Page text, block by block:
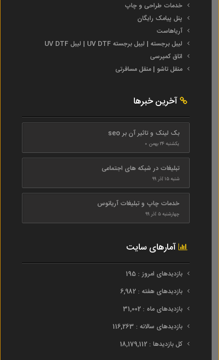
خدمات طراحی و چاپ
پنل پیامک رایگان
آریاهاست
لیبل برجسته | لیبل برجسته UV DTF | لیبل UV DTF
اتاق کمپرسی
منقل تاشو | منقل مسافرتی
آخرین خبرها
بک لینک و تاثیر آن بر seo
یکشنبه ۲۴ بهمن ۰
تبلیغات در شبکه های اجتماعی
شنبه ۱۵ آذر ۹۹
خدمات چاپ و تبلیغات آریانوس
چهارشنبه ۵ آذر ۹۹
آمارهای سایت
بازدیدهای امروز : 195
بازدیدهای هفته : 6,982
بازدیدهای ماه : 31,002
بازدیدهای سالانه : 116,263
کل بازدیدها : 18,179,112